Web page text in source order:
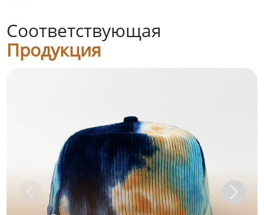
Соответствующая
Продукция